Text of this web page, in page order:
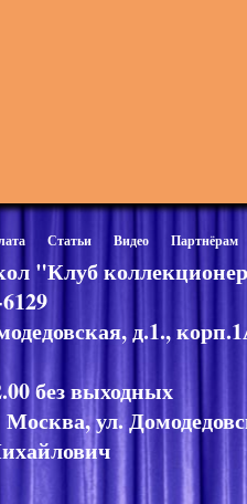
Статьи Видео Партнёрам
"Клуб
д.1.,
без выходных
ул.